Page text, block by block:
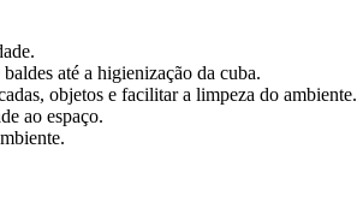
até a higienização da cuba.
objetos e facilitar a limpeza do ambiente.
ao espaço.